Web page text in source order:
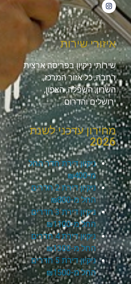
איזורי שירות
שירותי ניקיון בפריסה ארצית
רחבה, כל אזור המרכז,
השרון, השפלה, הצפון,
ירושלים והדרום.
מחירון עדכני לשנת
2026
ניקיון דירת חדר החל
מ-₪400
ניקיון דירת 2 חדרים
החל מ-₪800
ניקיון דירת 3 חדרים
החל מ-₪1100
ניקיון דירת 4 חדרים
החל מ-₪1300
ניקיון דירת 5 חדרים
החל מ-₪1500